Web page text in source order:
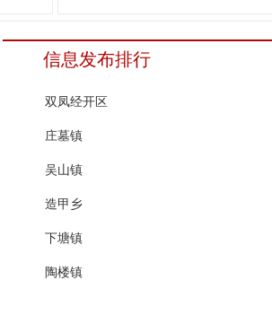
信息发布排行
双凤经开区
庄墓镇
吴山镇
造甲乡
下塘镇
陶楼镇